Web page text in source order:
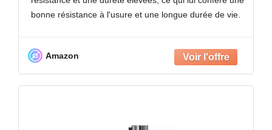
bonne résistance à l'usure et une longue durée de vie.
Amazon